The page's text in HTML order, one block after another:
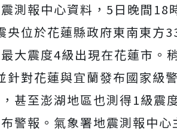
測報中心資料，5日晚間18
央位於花蓮縣政府東南東方
大震度4級出現在花蓮市。
針對花蓮與宜蘭發布國家級
甚至澎湖地區也測得1級震
警報。 氣象署地震測報中